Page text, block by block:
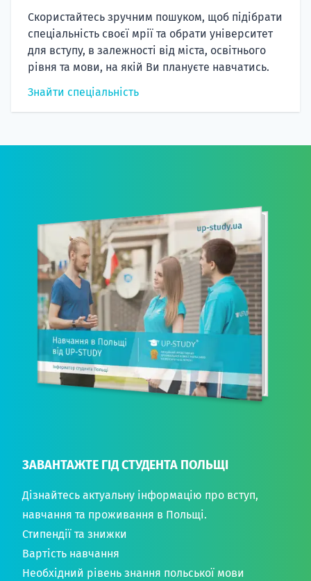
Скористайтесь зручним пошуком, щоб підібрати
спеціальність своєї мрії та обрати університет
для вступу, в залежності від міста, освітнього
рівня та мови, на якій Ви плануєте навчатись.
Знайти спеціальність
ЗАВАНТАЖТЕ ГІД СТУДЕНТА ПОЛЬЩІ
Дізнайтесь актуальну інформацію про вступ,
навчання та проживання в Польщі.
Стипендії та знижки
Вартість навчання
Необхідний рівень знання польської мови